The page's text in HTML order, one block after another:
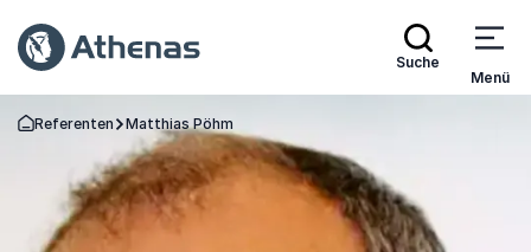
Suche
Menü
Zurück zur Startseite
Referenten Matthias Pöhm